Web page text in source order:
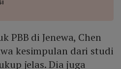
PBB di Jenewa, Chen
kesimpulan dari studi
jelas. Dia juga